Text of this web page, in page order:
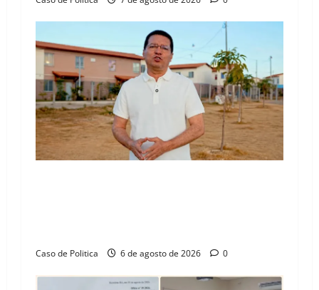
Caso de Politica 6 de agosto de 2026 0